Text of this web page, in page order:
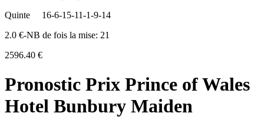
Quinte
16-6-15-11-1-9-14
2.0 €-NB de fois la mise: 21
2596.40 €
Pronostic Prix Prince of Wales
Hotel Bunbury Maiden